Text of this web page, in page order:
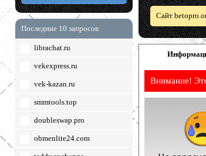
Последние 10 запросов
librachat.ru
vekexpress.ru
vek-kazan.ru
smmtools.top
doubleswap.pro
obmenlite24.com
Сайт
Внимание!